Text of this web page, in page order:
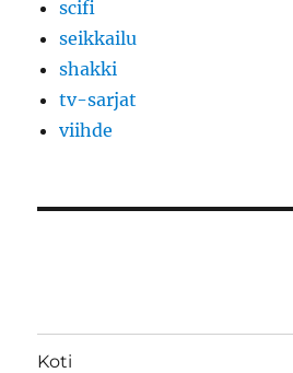
scifi
seikkailu
shakki
tv-sarjat
viihde
Koti